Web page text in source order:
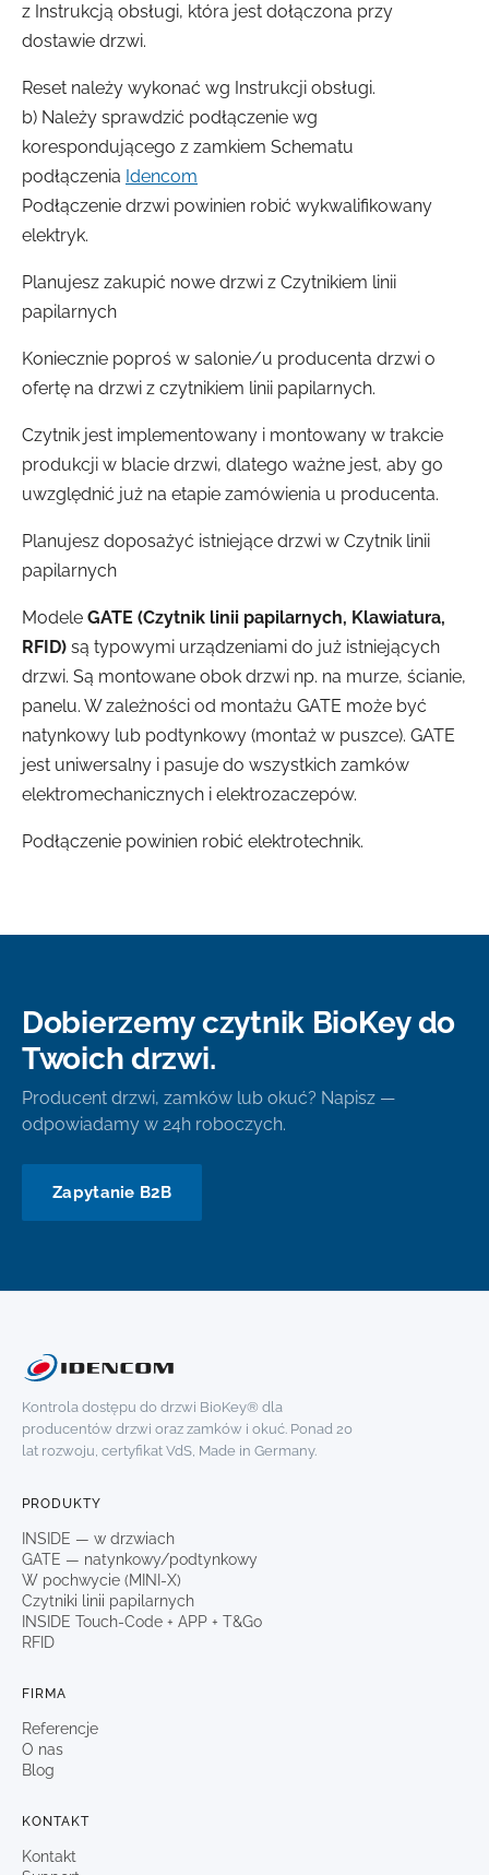
z Instrukcją obsługi, która jest dołączona przy
dostawie drzwi.
Reset należy wykonać wg Instrukcji obsługi.
b) Należy sprawdzić podłączenie wg
korespondującego z zamkiem Schematu
podłączenia Idencom
Podłączenie drzwi powinien robić wykwalifikowany
elektryk.
Planujesz zakupić nowe drzwi z Czytnikiem linii
papilarnych
Koniecznie poproś w salonie/u producenta drzwi o
ofertę na drzwi z czytnikiem linii papilarnych.
Czytnik jest implementowany i montowany w trakcie
produkcji w blacie drzwi, dlatego ważne jest, aby go
uwzględnić już na etapie zamówienia u producenta.
Planujesz doposażyć istniejące drzwi w Czytnik linii
papilarnych
Modele GATE (Czytnik linii papilarnych, Klawiatura,
RFID) są typowymi urządzeniami do już istniejących
drzwi. Są montowane obok drzwi np. na murze, ścianie,
panelu. W zależności od montażu GATE może być
natynkowy lub podtynkowy (montaż w puszce). GATE
jest uniwersalny i pasuje do wszystkich zamków
elektromechanicznych i elektrozaczepów.
Podłączenie powinien robić elektrotechnik.
Dobierzemy czytnik BioKey do
Twoich drzwi.
Producent drzwi, zamków lub okuć? Napisz —
odpowiadamy w 24h roboczych.
Zapytanie B2B
Kontrola dostępu do drzwi BioKey® dla
producentów drzwi oraz zamków i okuć. Ponad 20
lat rozwoju, certyfikat VdS, Made in Germany.
PRODUKTY
INSIDE — w drzwiach
GATE — natynkowy/podtynkowy
W pochwycie (MINI-X)
Czytniki linii papilarnych
INSIDE Touch-Code + APP + T&Go
RFID
FIRMA
Referencje
O nas
Blog
KONTAKT
Kontakt